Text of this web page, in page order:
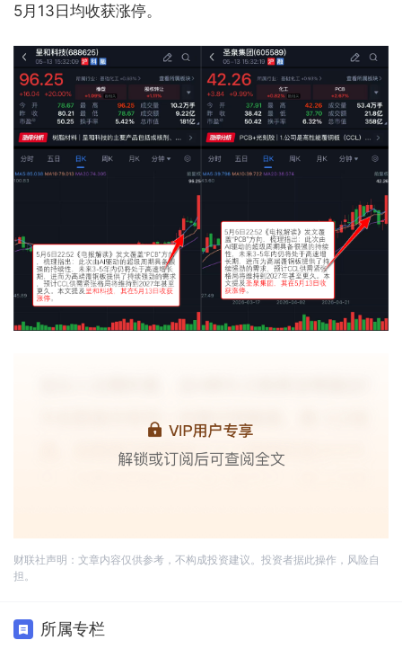
5月13日均收获涨停。
财联社声明：文章内容仅供参考，不构成投资建议。投资者据此操作，风险自
担。
所属专栏